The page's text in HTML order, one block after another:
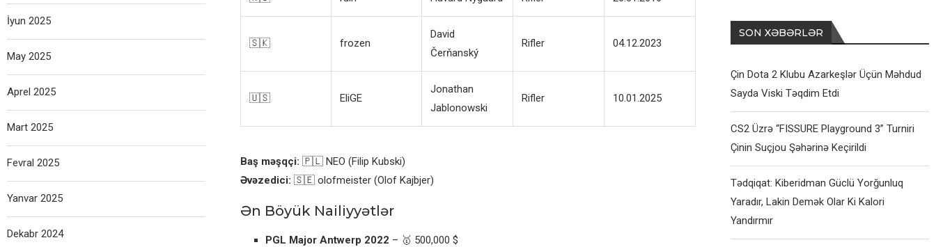
🇸🇰 frozen
David
Čerňanský
Rifler 04.12.2023
🇺🇸 EliGE
Jonathan
Jablonowski
Rifler 10.01.2025
Baş məşqçi: 🇵🇱 NEO (Filip Kubski)
Əvəzedici: 🇸🇪 olofmeister (Olof Kajbjer)
Ən Böyük Nailiyyətlər
PGL Major Antwerp 2022 – 🥇 500,000 $
SON XƏBƏRLƏR
Çin Dota 2 Klubu Azarkeşlər Üçün Məhdud
Sayda Viski Təqdim Etdi
CS2 Üzrə “FISSURE Playground 3” Turniri
Çinin Suçjou Şəhərinə Keçirildi
Tədqiqat: Kiberidman Güclü Yorğunluq
Yaradır, Lakin Demək Olar Ki Kalori
Yandırmır
İyun 2025
May 2025
Aprel 2025
Mart 2025
Fevral 2025
Yanvar 2025
Dekabr 2024